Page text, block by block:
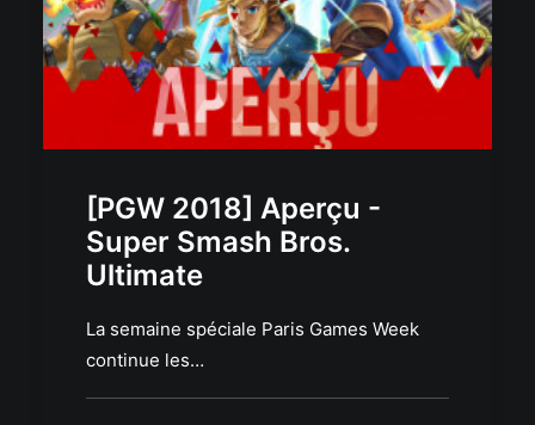
[PGW 2018] Aperçu -
Super Smash Bros.
Ultimate
La semaine spéciale Paris Games Week
continue les…